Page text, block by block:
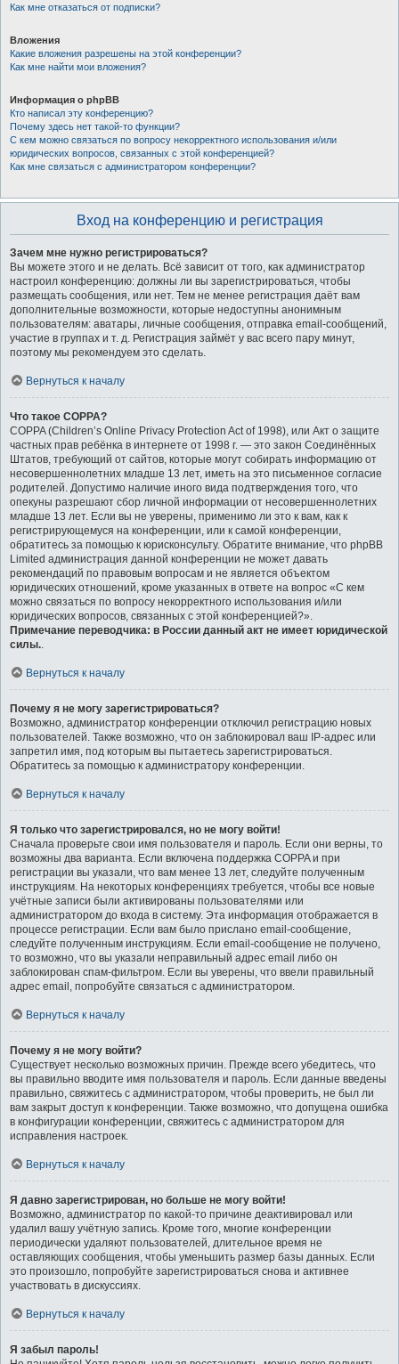
Как мне отказаться от подписки?
Вложения
Какие вложения разрешены на этой конференции?
Как мне найти мои вложения?
Информация о phpBB
Кто написал эту конференцию?
Почему здесь нет такой-то функции?
С кем можно связаться по вопросу некорректного использования и/или
юридических вопросов, связанных с этой конференцией?
Как мне связаться с администратором конференции?
Вход на конференцию и регистрация
Зачем мне нужно регистрироваться?
Вы можете этого и не делать. Всё зависит от того, как администратор
настроил конференцию: должны ли вы зарегистрироваться, чтобы
размещать сообщения, или нет. Тем не менее регистрация даёт вам
дополнительные возможности, которые недоступны анонимным
пользователям: аватары, личные сообщения, отправка email-сообщений,
участие в группах и т. д. Регистрация займёт у вас всего пару минут,
поэтому мы рекомендуем это сделать.
Вернуться к началу
Что такое COPPA?
COPPA (Children’s Online Privacy Protection Act of 1998), или Акт о защите
частных прав ребёнка в интернете от 1998 г. — это закон Соединённых
Штатов, требующий от сайтов, которые могут собирать информацию от
несовершеннолетних младше 13 лет, иметь на это письменное согласие
родителей. Допустимо наличие иного вида подтверждения того, что
опекуны разрешают сбор личной информации от несовершеннолетних
младше 13 лет. Если вы не уверены, применимо ли это к вам, как к
регистрирующемуся на конференции, или к самой конференции,
обратитесь за помощью к юрисконсульту. Обратите внимание, что phpBB
Limited администрация данной конференции не может давать
рекомендаций по правовым вопросам и не является объектом
юридических отношений, кроме указанных в ответе на вопрос «С кем
можно связаться по вопросу некорректного использования и/или
юридических вопросов, связанных с этой конференцией?».
Примечание переводчика: в России данный акт не имеет юридической
силы..
Вернуться к началу
Почему я не могу зарегистрироваться?
Возможно, администратор конференции отключил регистрацию новых
пользователей. Также возможно, что он заблокировал ваш IP-адрес или
запретил имя, под которым вы пытаетесь зарегистрироваться.
Обратитесь за помощью к администратору конференции.
Вернуться к началу
Я только что зарегистрировался, но не могу войти!
Сначала проверьте свои имя пользователя и пароль. Если они верны, то
возможны два варианта. Если включена поддержка COPPA и при
регистрации вы указали, что вам менее 13 лет, следуйте полученным
инструкциям. На некоторых конференциях требуется, чтобы все новые
учётные записи были активированы пользователями или
администратором до входа в систему. Эта информация отображается в
процессе регистрации. Если вам было прислано email-сообщение,
следуйте полученным инструкциям. Если email-сообщение не получено,
то возможно, что вы указали неправильный адрес email либо он
заблокирован спам-фильтром. Если вы уверены, что ввели правильный
адрес email, попробуйте связаться с администратором.
Вернуться к началу
Почему я не могу войти?
Существует несколько возможных причин. Прежде всего убедитесь, что
вы правильно вводите имя пользователя и пароль. Если данные введены
правильно, свяжитесь с администратором, чтобы проверить, не был ли
вам закрыт доступ к конференции. Также возможно, что допущена ошибка
в конфигурации конференции, свяжитесь с администратором для
исправления настроек.
Вернуться к началу
Я давно зарегистрирован, но больше не могу войти!
Возможно, администратор по какой-то причине деактивировал или
удалил вашу учётную запись. Кроме того, многие конференции
периодически удаляют пользователей, длительное время не
оставляющих сообщения, чтобы уменьшить размер базы данных. Если
это произошло, попробуйте зарегистрироваться снова и активнее
участвовать в дискуссиях.
Вернуться к началу
Я забыл пароль!